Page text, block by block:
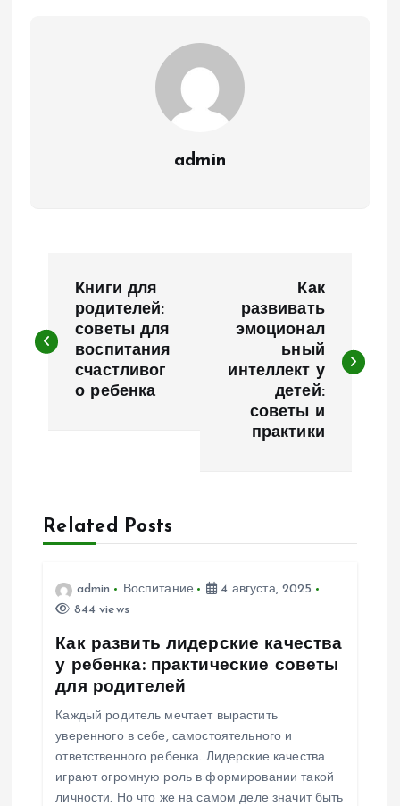
admin
в
ц
Книги для
родителей:
советы для
воспитания
счастливог
о ребенка
Как
развивать
эмоционал
ьный
интеллект у
детей:
советы и
практики
Related Posts
admin Воспитание
4 августа, 2025
844 views
Как развить лидерские качества
у ребенка: практические советы
для родителей
Каждый родитель мечтает вырастить
уверенного в себе, самостоятельного и
ответственного ребенка. Лидерские качества
играют огромную роль в формировании такой
личности. Но что же на самом деле значит быть